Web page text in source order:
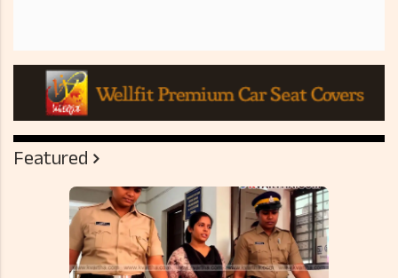
Featured